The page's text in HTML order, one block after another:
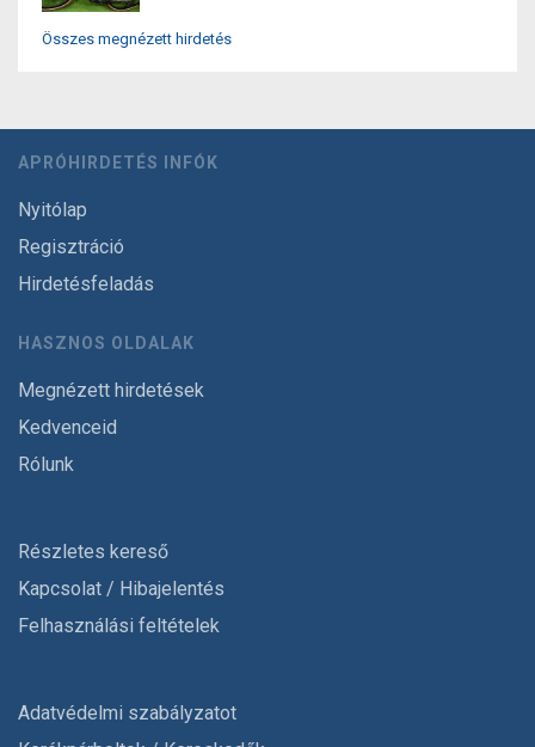
Összes megnézett hirdetés
APRÓHIRDETÉS INFÓK
Nyitólap
Regisztráció
Hirdetésfeladás
HASZNOS OLDALAK
Megnézett hirdetések
Kedvenceid
Rólunk
Részletes kereső
Kapcsolat / Hibajelentés
Felhasználási feltételek
Adatvédelmi szabályzatot